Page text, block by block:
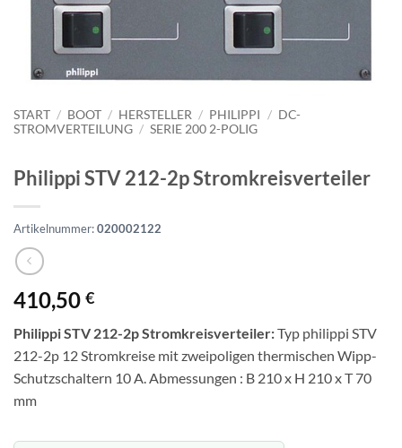
START / BOOT / HERSTELLER / PHILIPPI / DC-
STROMVERTEILUNG / SERIE 200 2-POLIG
Philippi STV 212-2p Stromkreisverteiler
Artikelnummer:020002122
410,50 €
Philippi STV 212-2p Stromkreisverteiler:Typ philippi STV
212-2p 12 Stromkreise mit zweipoligen thermischen Wipp-
Schutzschaltern 10 A. Abmessungen : B 210 x H 210 x T 70
mm